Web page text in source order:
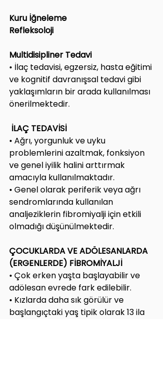
Kuru İğneleme
Refleksoloji
Multidisipliner Tedavi
• İlaç tedavisi, egzersiz, hasta eğitimi
ve kognitif davranışsal tedavi gibi
yaklaşımların bir arada kullanılması
önerilmektedir.
İLAÇ TEDAVİSİ
• Ağrı, yorgunluk ve uyku
problemlerini azaltmak, fonksiyon
ve genel iyilik halini arttırmak
amacıyla kullanılmaktadır.
• Genel olarak periferik veya ağrı
sendromlarında kullanılan
analjeziklerin fibromiyalji için etkili
olmadığı düşünülmektedir.
ÇOCUKLARDA VE ADÖLESANLARDA
(ERGENLERDE) FİBROMİYALJİ
• Çok erken yaşta başlayabilir ve
adölesan evrede fark edilebilir.
• Kızlarda daha sık görülür ve
başlangıçtaki yaş tipik olarak 13 ila